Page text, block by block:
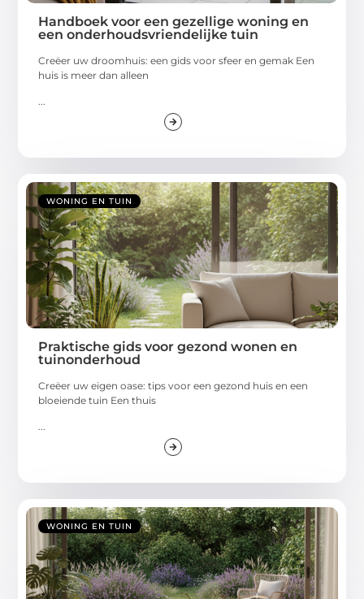
Handboek voor een gezellige woning en
een onderhoudsvriendelijke tuin
Creëer uw droomhuis: een gids voor sfeer en gemak Een
huis is meer dan alleen
WONING EN TUIN
Praktische gids voor gezond wonen en
tuinonderhoud
Creëer uw eigen oase: tips voor een gezond huis en een
bloeiende tuin Een thuis
WONING EN TUIN